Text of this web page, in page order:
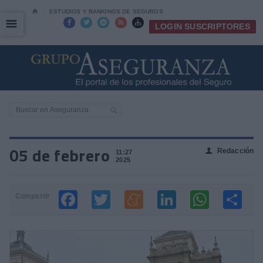
⌂ ESTUDIOS Y RANKINGS DE SEGUROS
     LOGIN SUSCRIPTORES
☰
☰
05 de febrero
11:27
2025
👤 Redacción